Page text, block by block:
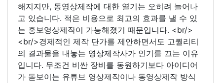
해지지만, 동영상제작에 대한 열기는 오히려 늘어나
고 있습니다. 적은 비용으로 최고의 효과를 낼 수 있
는 홍보영상제작이 가능해졌기 때문입니다. <br/>
<br/>경제적인 제작 단가를 제안하면서도 고퀄리티
의 결과물을 내놓는 영상제작사가 인기를 끄는 이유
입니다. 무조건 비싼 장비를 동원하기보다 아이디어
가 돋보이는 유튜브 영상제작이나 동영상제작 방식